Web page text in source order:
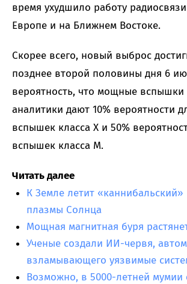
время ухудшило работу
Европе и на Ближнем Востоке.
Скорее всего, новый выброс
позднее второй половины дня 6
вероятность, что мощные вспышки
аналитики дают 10% вероятности
вспышек класса X и 50%
вспышек класса M.
Читать далее
К Земле летит
плазмы Солнца
Мощная магнитная буря
Ученые создали ИИ-червя,
взламывающего уязвимые
Возможно, в 5000-летней мумии